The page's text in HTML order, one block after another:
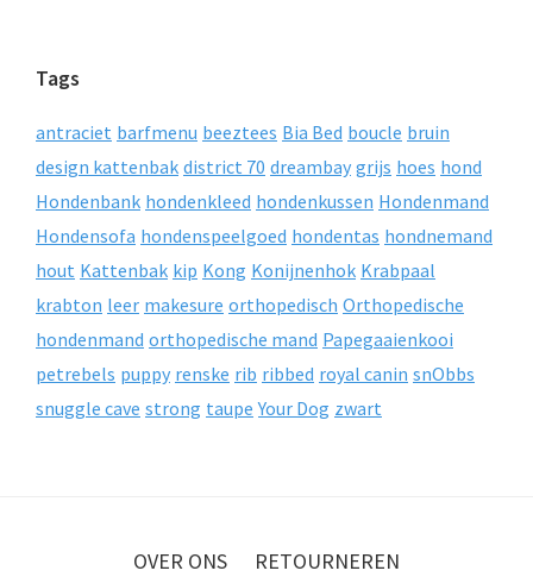
Tags
antraciet barfmenu beeztees Bia Bed boucle bruin
design kattenbak district 70 dreambay grijs hoes hond
Hondenbank hondenkleed hondenkussen Hondenmand
Hondensofa hondenspeelgoed hondentas hondnemand
hout Kattenbak kip Kong Konijnenhok Krabpaal
krabton leer makesure orthopedisch Orthopedische
hondenmand orthopedische mand Papegaaienkooi
petrebels puppy renske rib ribbed royal canin snObbs
snuggle cave strong taupe Your Dog zwart
OVER ONS
RETOURNEREN